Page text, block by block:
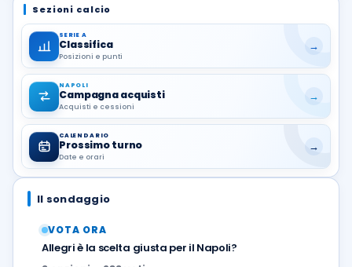
Sezioni calcio
SERIE A
Classifica
Posizioni e punti
→
NAPOLI
Campagna acquisti
Acquisti e cessioni
→
CALENDARIO
Prossimo turno
Date e orari
→
Il sondaggio
VOTA ORA
Allegri è la scelta giusta per il Napoli?